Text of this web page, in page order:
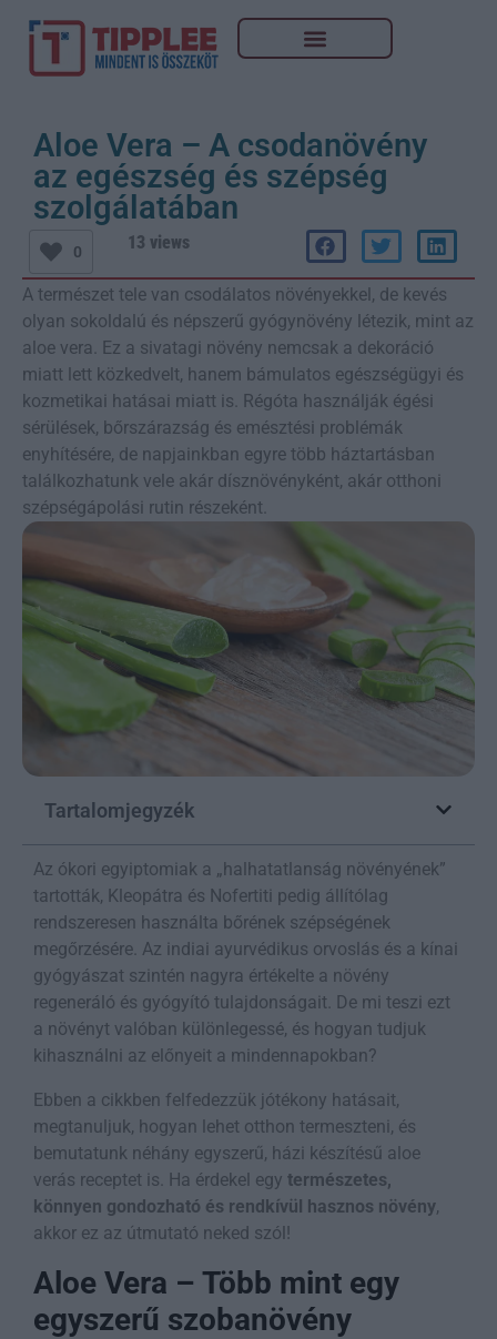
Aloe Vera – A csodanövény
az egészség és szépség
szolgálatában
0 13 views
A természet tele van csodálatos növényekkel, de kevés
olyan sokoldalú és népszerű gyógynövény létezik, mint az
aloe vera. Ez a sivatagi növény nemcsak a dekoráció
miatt lett közkedvelt, hanem bámulatos egészségügyi és
kozmetikai hatásai miatt is. Régóta használják égési
sérülések, bőrszárazság és emésztési problémák
enyhítésére, de napjainkban egyre több háztartásban
találkozhatunk vele akár dísznövényként, akár otthoni
szépségápolási rutin részeként.
Tartalomjegyzék
Az ókori egyiptomiak a „halhatatlanság növényének”
tartották, Kleopátra és Nofertiti pedig állítólag
rendszeresen használta bőrének szépségének
megőrzésére. Az indiai ayurvédikus orvoslás és a kínai
gyógyászat szintén nagyra értékelte a növény
regeneráló és gyógyító tulajdonságait. De mi teszi ezt
a növényt valóban különlegessé, és hogyan tudjuk
kihasználni az előnyeit a mindennapokban?
Ebben a cikkben felfedezzük jótékony hatásait,
megtanuljuk, hogyan lehet otthon termeszteni, és
bemutatunk néhány egyszerű, házi készítésű aloe
verás receptet is. Ha érdekel egy természetes,
könnyen gondozható és rendkívül hasznos növény,
akkor ez az útmutató neked szól!
Aloe Vera – Több mint egy
egyszerű szobanövény